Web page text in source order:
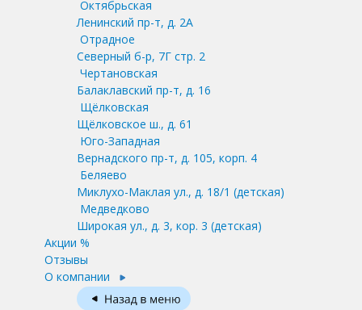
Октябрьская
Ленинский пр-т, д. 2А
Отрадное
Северный б-р, 7Г стр. 2
Чертановская
Балаклавский пр-т, д. 16
Щёлковская
Щёлковское ш., д. 61
Юго-Западная
Вернадского пр-т, д. 105, корп. 4
Беляево
Миклухо-Маклая ул., д. 18/1 (детская)
Медведково
Широкая ул., д. 3, кор. 3 (детская)
Акции %
Отзывы
О компании